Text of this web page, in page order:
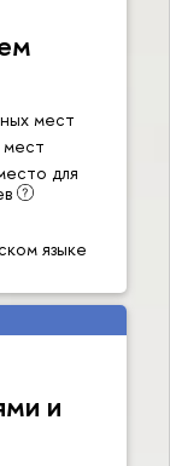
мест
мест
для
языке
и